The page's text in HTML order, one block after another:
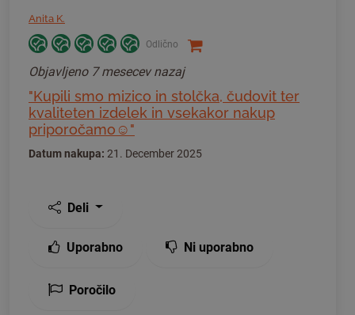
Anita K.
Odlično
Objavljeno 7 mesecev nazaj
"Kupili smo mizico in stolčka, čudovit ter
kvaliteten izdelek in vsekakor nakup
priporočamo☺️"
Datum nakupa: 21. December 2025
Deli
Uporabno Ni uporabno
Poročilo